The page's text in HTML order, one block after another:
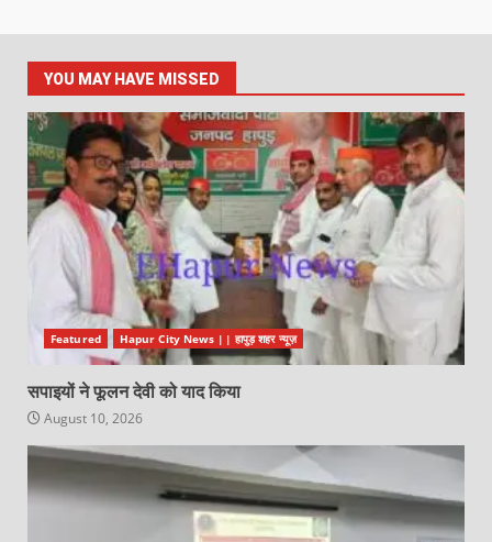
YOU MAY HAVE MISSED
Featured Hapur City News || हापुड़ शहर न्यूज़
सपाइयों ने फूलन देवी को याद किया
August 10, 2026